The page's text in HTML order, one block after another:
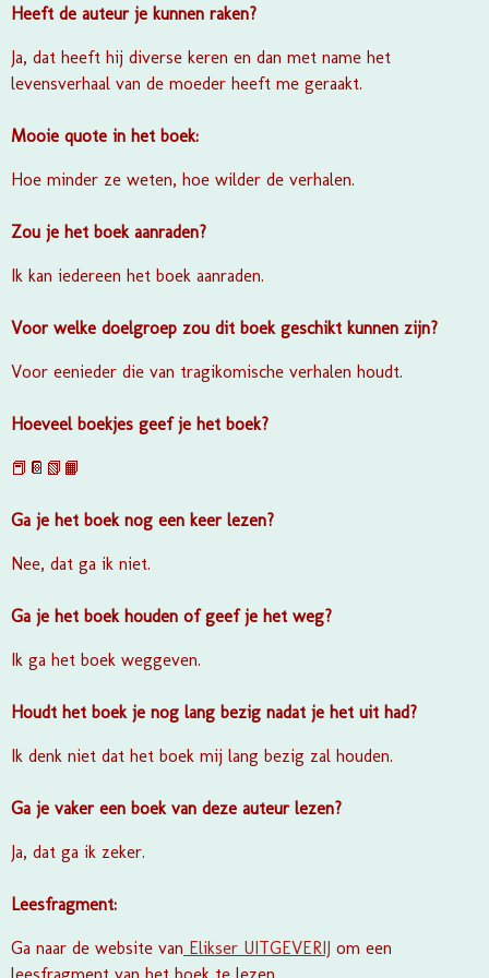
Heeft de auteur je kunnen raken?
Ja, dat heeft hij diverse keren en dan met name het
levensverhaal van de moeder heeft me geraakt.
Mooie quote in het boek:
Hoe minder ze weten, hoe wilder de verhalen.
Zou je het boek aanraden?
Ik kan iedereen het boek aanraden.
Voor welke doelgroep zou dit boek geschikt kunnen zijn?
Voor eenieder die van tragikomische verhalen houdt.
Hoeveel boekjes geef je het boek?
📕📔📗📙
Ga je het boek nog een keer lezen?
Nee, dat ga ik niet.
Ga je het boek houden of geef je het weg?
Ik ga het boek weggeven.
Houdt het boek je nog lang bezig nadat je het uit had?
Ik denk niet dat het boek mij lang bezig zal houden.
Ga je vaker een boek van deze auteur lezen?
Ja, dat ga ik zeker.
Leesfragment:
Ga naar de website van Elikser UITGEVERIJ om een